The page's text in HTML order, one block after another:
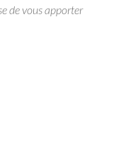
de vous apporter